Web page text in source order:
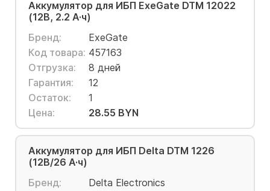
Аккумулятор для ИБП ExeGate DTM 12022
(12В, 2.2 А·ч)
Бренд:
ExeGate
Код товара: 457163
Отгрузка:
8 дней
Гарантия:
12
Остаток:
1
Цена:
28.55 BYN
Аккумулятор для ИБП Delta DTM 1226
(12В/26 А·ч)
Бренд:
Delta Electronics